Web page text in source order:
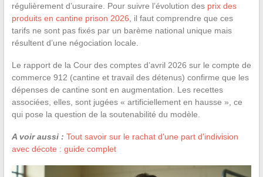
régulièrement d’usuraire. Pour suivre l’évolution des prix des
produits en cantine prison 2026 , il faut comprendre que ces
tarifs ne sont pas fixés par un barème national unique mais
résultent d’une négociation locale.
Le rapport de la Cour des comptes d’avril 2026 sur le compte de
commerce 912 (cantine et travail des détenus) confirme que les
dépenses de cantine sont en augmentation. Les recettes
associées, elles, sont jugées « artificiellement en hausse », ce
qui pose la question de la soutenabilité du modèle.
A voir aussi : Tout savoir sur le rachat d'une part d'indivision
avec décote : guide complet